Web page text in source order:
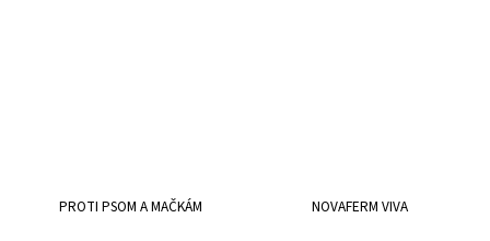
PROTI PSOM A MAČKÁM NOVAFERM VIVA